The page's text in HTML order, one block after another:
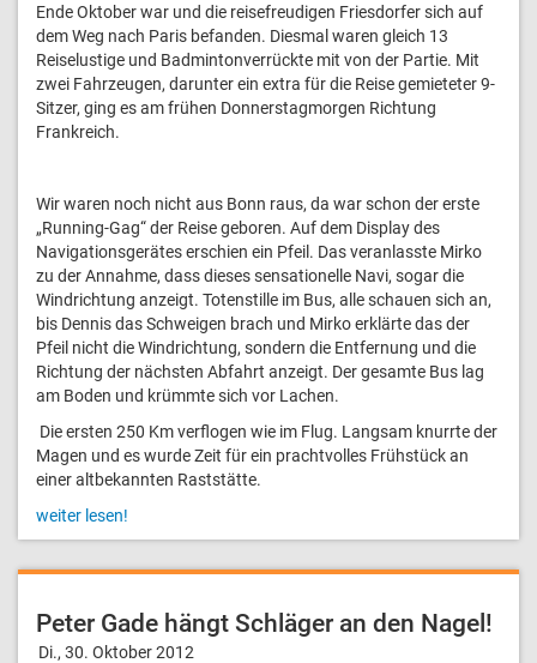
Ende Oktober war und die reisefreudigen Friesdorfer sich auf
dem Weg nach Paris befanden. Diesmal waren gleich 13
Reiselustige und Badmintonverrückte mit von der Partie. Mit
zwei Fahrzeugen, darunter ein extra für die Reise gemieteter 9-
Sitzer, ging es am frühen Donnerstagmorgen Richtung
Frankreich.
Wir waren noch nicht aus Bonn raus, da war schon der erste
„Running-Gag“ der Reise geboren. Auf dem Display des
Navigationsgerätes erschien ein Pfeil. Das veranlasste Mirko
zu der Annahme, dass dieses sensationelle Navi, sogar die
Windrichtung anzeigt. Totenstille im Bus, alle schauen sich an,
bis Dennis das Schweigen brach und Mirko erklärte das der
Pfeil nicht die Windrichtung, sondern die Entfernung und die
Richtung der nächsten Abfahrt anzeigt. Der gesamte Bus lag
am Boden und krümmte sich vor Lachen.
Die ersten 250 Km verflogen wie im Flug. Langsam knurrte der
Magen und es wurde Zeit für ein prachtvolles Frühstück an
einer altbekannten Raststätte.
weiter lesen!
Peter Gade hängt Schläger an den Nagel!
Di., 30. Oktober 2012